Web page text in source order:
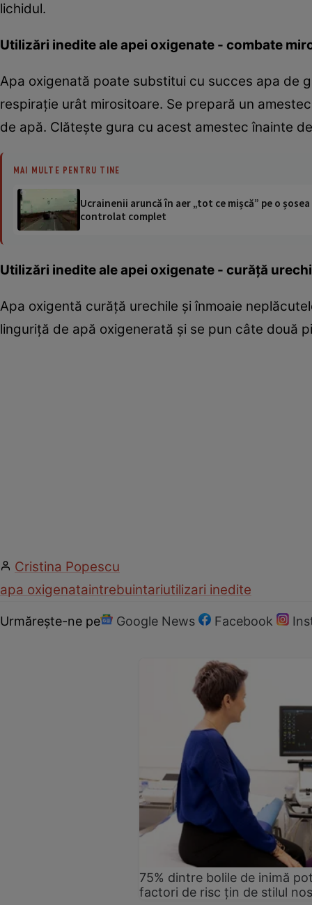
lichidul.
Utilizări inedite ale apei oxigenate - combate
Apa oxigenată poate substitui cu succes apa de
respiraţie urât mirositoare. Se prepară un
de apă. Clăteşte gura cu acest amestec înainte
MAI MULTE PENTRU TINE
Ucrainenii aruncă în aer „tot ce mișcă” pe o
controlat complet
Utilizări inedite ale apei oxigenate - curăţă
Apa oxigentă curăţă urechile şi înmoaie
linguriţă de apă oxigenerată şi se pun câte două
Cristina Popescu
apa oxigenataintrebuintariutilizari inedite
Urmărește-ne pe Google News Facebook
75% dintre bolile de inimă
factori de risc țin de stilul